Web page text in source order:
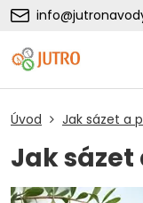
Úvod Jak sázet a
Jak